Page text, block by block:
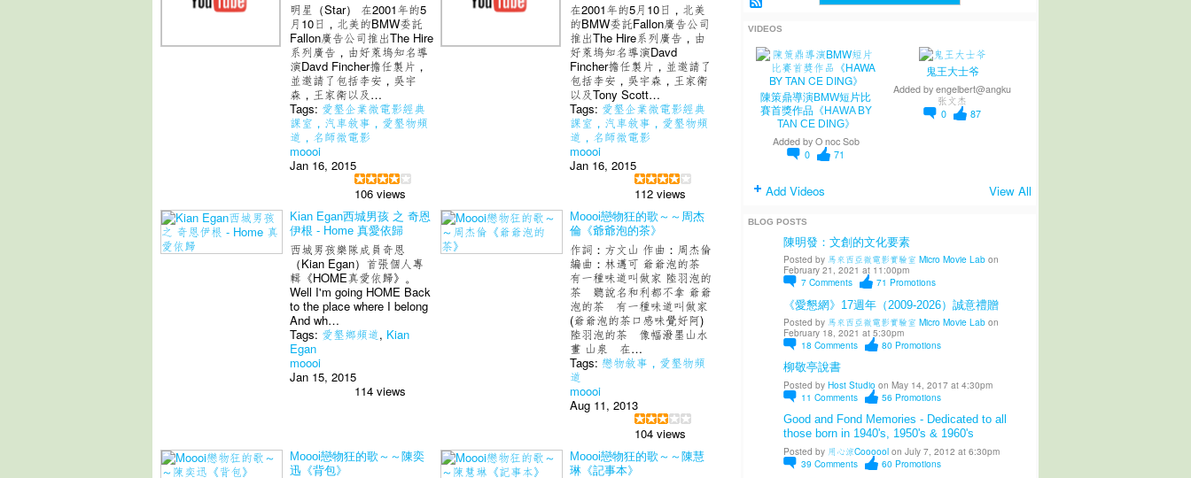
明星（Star） 在2001年的5
月10日，北美的BMW委託
Fallon廣告公司推出The Hire
系列廣告，由好萊塢知名導
演Davd Fincher擔任製片，
並邀請了包括李安，吳宇
森，王家衛以及…
Tags: 愛墾企業微電影經典
課室，汽車敘事，愛墾物頻
道，名師微電影
moooi
Jan 16, 2015
106 views
在2001年的5月10日，北美
的BMW委託Fallon廣告公司
推出The Hire系列廣告，由
好萊塢知名導演Davd
Fincher擔任製片，並邀請了
包括李安，吳宇森，王家衛
以及Tony Scott…
Tags: 愛墾企業微電影經典
課室，汽車敘事，愛墾物頻
道，名師微電影
moooi
Jan 16, 2015
112 views
Kian Egan西城男孩 之 奇恩
伊根 - Home 真愛依歸
西城男孩樂隊成員奇恩
（Kian Egan）首張個人專
輯《HOME真愛依歸》。
Well I'm going HOME Back
to the place where I belong
And wh…
Tags: 愛墾鄉頻道, Kian
Egan
moooi
Jan 15, 2015
114 views
Moooi戀物狂的歌～～周杰
倫《爺爺泡的茶》
作詞：方文山 作曲：周杰倫
編曲：林邁可 爺爺泡的茶
有一種味道叫做家 陸羽泡的
茶 聽說名和利都不拿 爺爺
泡的茶 有一種味道叫做家
(爺爺泡的茶口感味覺好阿)
陸羽泡的茶 像幅潑墨山水
畫 山泉 在…
Tags: 戀物敘事，愛墾物頻
道
moooi
Aug 11, 2013
104 views
Moooi戀物狂的歌～～陳奕
迅《背包》
Moooi戀物狂的歌～～陳慧
琳《記事本》
VIDEOS
陳策鼎導演BMW短片比
賽首獎作品《HAWA BY
TAN CE DING》
Added by O noc Sob
0
71
鬼王大士爷
Added byengelbert@angku
张文杰
0
87
Add Videos View All
BLOG POSTS
陳明發：文創的文化要素
Posted by 馬來西亞微電影實驗室 Micro Movie Labon
February 21, 2021 at 11:00pm
7 Comments 71 Promotions
《愛懇網》17週年（2009-2026）誠意禮贈
Posted by 馬來西亞微電影實驗室 Micro Movie Labon
February 18, 2021 at 5:30pm
18 Comments 80 Promotions
柳敬亭說書
Posted by Host Studioon May 14, 2017 at 4:30pm
11 Comments 56 Promotions
Good and Fond Memories - Dedicated to all
those born in 1940's, 1950's & 1960's
Posted by 用心涼Cooooolon July 7, 2012 at 6:30pm
39 Comments 60 Promotions